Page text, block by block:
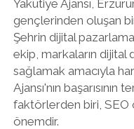
Yakutiye Ajansı,
gençlerinden oluşan
Şehrin dijital
ekip, markaların dijital
sağlamak amacıyla
Ajansı'nın
faktörlerden biri, SEO
önemdir.